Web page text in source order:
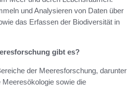
und Analysieren von Daten über
das Erfassen der Biodiversität in
gibt es?
der Meeresforschung, darunter
sowie die